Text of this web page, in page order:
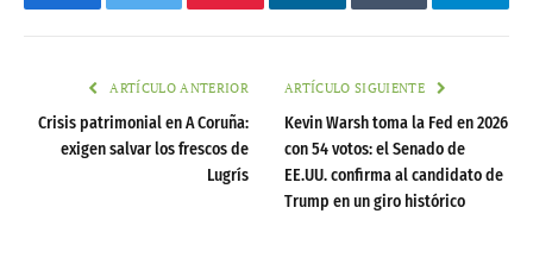
FacebookTwitter Pinterest LinkedInTumblr
ARTÍCULO ANTERIOR
Crisis patrimonial en A Coruña:
exigen salvar los frescos de
Lugrís
ARTÍCULO SIGUIENTE
Kevin Warsh toma la Fed en 2026
con 54 votos: el Senado de
EE.UU. confirma al candidato de
Trump en un giro histórico